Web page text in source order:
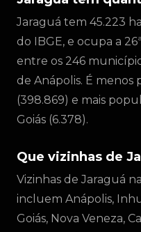
Jaraguá tem 45.223
do IBGE, e ocupa a
entre os 246
de Anápolis. É
(398.869) e mais
Goiás (6.378).
Que vizinhas de
Vizinhas de Jaraguá
incluem Anápolis,
Goiás, Nova Veneza,